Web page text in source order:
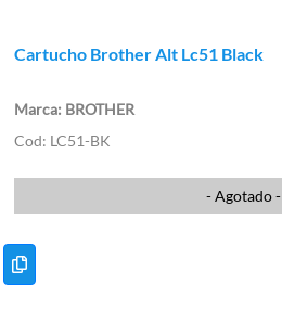
Cartucho Brother Alt Lc51 Black
BROTHER
LC51-BK
- Agotado -